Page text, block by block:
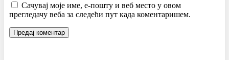
Сачувај моје име, е-пошту и веб место у овом
прегледачу веба за следећи пут када коментаришем.